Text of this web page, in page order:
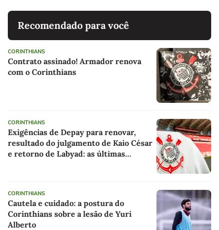
Recomendado para você
CORINTHIANS
Contrato assinado! Armador renova
com o Corinthians
CORINTHIANS
Exigências de Depay para renovar,
resultado do julgamento de Kaio César
e retorno de Labyad: as últimas
CORINTHIANS
Cautela e cuidado: a postura do
Corinthians sobre a lesão de Yuri
Alberto